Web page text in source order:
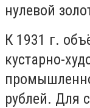
нулевой
К 1931 г.
кустарно-
рублей. Для